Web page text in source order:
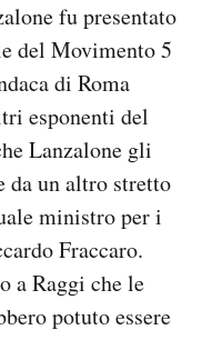
fu presentato
del Movimento 5
di Roma
esponenti del
Lanzalone gli
da un altro stretto
ministro per i
Fraccaro.
a Raggi che le
potuto essere